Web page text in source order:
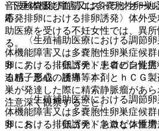
−下垂体機能障害又は多嚢胞性卵巣
希発排卵における排卵誘発〉体外
助医療を受ける不妊女性では、異
る。
８．７． 〈低ゴナドトロピン性男
る精子形成の誘導〉本剤とｈＣＧ
巣が発達した際に精索静脈瘤があら
注意深く観察すること。
８．８． 〈低ゴナドトロピン性男
音波検査及び血清エストラジオー
応。
・ 〈生殖補助医療における調節
体機能障害又は多嚢胞性卵巣症候
卵における排卵誘発〉患者の自覚
迫感、悪心、腰痛等）。
・ 〈生殖補助医療における調節卵
体機能障害又は多嚢胞性卵巣症候
卵における排卵誘発〉急激な体重増